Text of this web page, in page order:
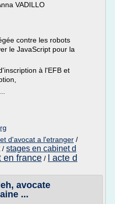
VADILLO
contre les robots
le JavaScript pour la
à l'EFB et
d'avocat a l'etranger /
/ stages en cabinet d
en france /
l acte d
avocate
...